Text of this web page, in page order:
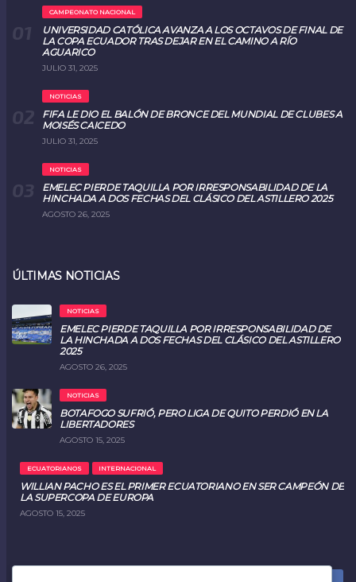
CAMPEONATO NACIONAL
UNIVERSIDAD CATÓLICA AVANZA A LOS OCTAVOS DE FINAL DE
LA COPA ECUADOR TRAS DEJAR EN EL CAMINO A RÍO
AGUARICO
JULIO 31, 2025
NOTICIAS
FIFA LE DIO EL BALÓN DE BRONCE DEL MUNDIAL DE CLUBES A
MOISÉS CAICEDO
JULIO 31, 2025
NOTICIAS
EMELEC PIERDE TAQUILLA POR IRRESPONSABILIDAD DE LA
HINCHADA A DOS FECHAS DEL CLÁSICO DEL ASTILLERO 2025
AGOSTO 26, 2025
ÚLTIMAS NOTICIAS
NOTICIAS
EMELEC PIERDE TAQUILLA POR IRRESPONSABILIDAD DE
LA HINCHADA A DOS FECHAS DEL CLÁSICO DEL ASTILLERO
2025
AGOSTO 26, 2025
NOTICIAS
BOTAFOGO SUFRIÓ, PERO LIGA DE QUITO PERDIÓ EN LA
LIBERTADORES
AGOSTO 15, 2025
ECUATORIANOS INTERNACIONAL
WILLIAN PACHO ES EL PRIMER ECUATORIANO EN SER CAMPEÓN DE
LA SUPERCOPA DE EUROPA
AGOSTO 15, 2025